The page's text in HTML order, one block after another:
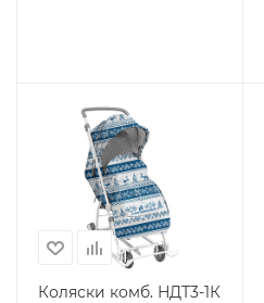
Коляски комб. НДТ3-1К